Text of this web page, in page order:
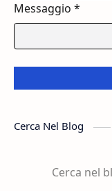
Messaggio *
Cerca Nel Blog